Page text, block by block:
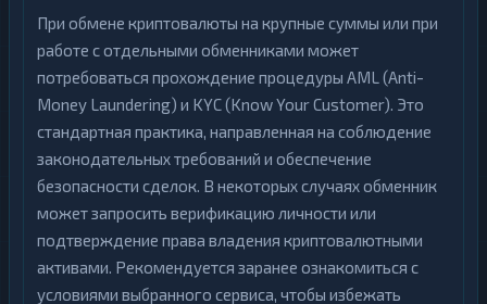
При обмене криптовалюты на крупные суммы или при
работе с отдельными обменниками может
потребоваться прохождение процедуры AML (Anti-
Money Laundering) и KYC (Know Your Customer). Это
стандартная практика, направленная на соблюдение
законодательных требований и обеспечение
безопасности сделок. В некоторых случаях обменник
может запросить верификацию личности или
подтверждение права владения криптовалютными
активами. Рекомендуется заранее ознакомиться с
условиями выбранного сервиса, чтобы избежать